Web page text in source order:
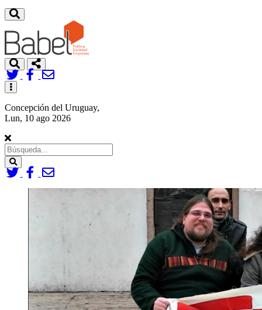
Toggle
navigation
Concepción del Uruguay,
Lun, 10 ago 2026
Search